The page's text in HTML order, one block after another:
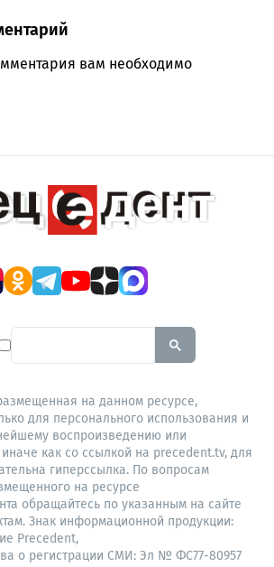
section
вам необходимо
To search this site, enter a
на данном ресурсе,
для персонального использования и
воспроизведению или
как со ссылкой на precedent.tv, для
гиперссылка. По вопросам
на ресурсе
обращайтесь по указанным на сайте
Знак информационной продукции:
Precedent,
о регистрации СМИ: Эл № ФС77-80957